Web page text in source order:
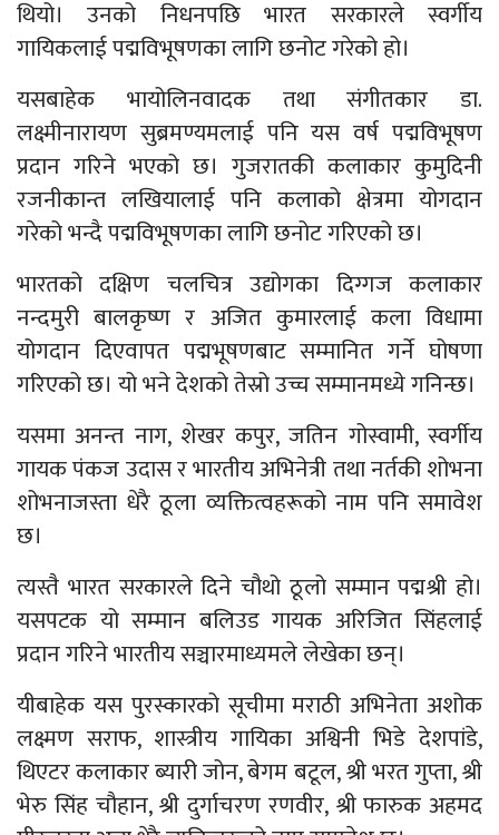
थियो। उनको निधनपछि भारत सरकारले स्वर्गीय
गायिकलाई पद्मविभूषणका लागि छनोट गरेको हो।
यसबाहेक भायोलिनवादक तथा संगीतकार डा.
लक्ष्मीनारायण सुब्रमण्यमलाई पनि यस वर्ष पद्मविभूषण
प्रदान गरिने भएको छ। गुजरातकी कलाकार कुमुदिनी
रजनीकान्त लखियालाई पनि कलाको क्षेत्रमा योगदान
गरेको भन्दै पद्मविभूषणका लागि छनोट गरिएको छ।
भारतको दक्षिण चलचित्र उद्योगका दिग्गज कलाकार
नन्दमुरी बालकृष्ण र अजित कुमारलाई कला विधामा
योगदान दिएवापत पद्मभूषणबाट सम्मानित गर्ने घोषणा
गरिएको छ। यो भने देशको तेस्रो उच्च सम्मानमध्ये गनिन्छ।
यसमा अनन्त नाग, शेखर कपुर, जतिन गोस्वामी, स्वर्गीय
गायक पंकज उदास र भारतीय अभिनेत्री तथा नर्तकी शोभना
शोभनाजस्ता धेरै ठूला व्यक्तित्वहरूको नाम पनि समावेश
छ।
त्यस्तै भारत सरकारले दिने चौथो ठूलो सम्मान पद्मश्री हो।
यसपटक यो सम्मान बलिउड गायक अरिजित सिंहलाई
प्रदान गरिने भारतीय सञ्चारमाध्यमले लेखेका छन्।
यीबाहेक यस पुरस्कारको सूचीमा मराठी अभिनेता अशोक
लक्ष्मण सराफ, शास्त्रीय गायिका अश्विनी भिडे देशपांडे,
थिएटर कलाकार ब्यारी जोन, बेगम बटूल, श्री भरत गुप्ता, श्री
भेरु सिंह चौहान, श्री दुर्गाचरण रणवीर, श्री फारुक अहमद